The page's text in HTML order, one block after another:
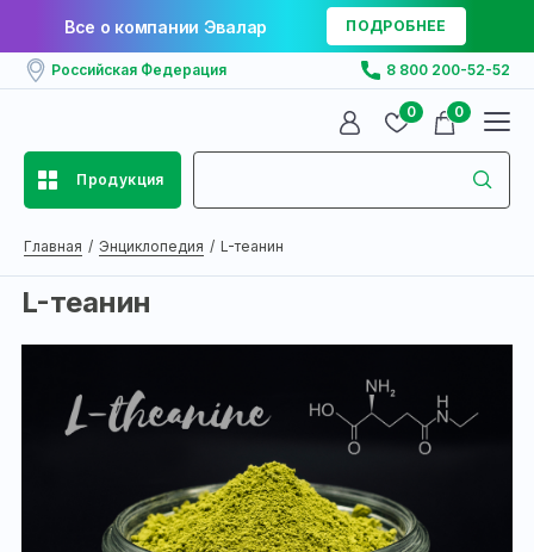
Все о компании Эвалар ПОДРОБНЕЕ
Российская Федерация 8 800 200-52-52
0 0
Продукция
Главная Энциклопедия L-теанин
L-теанин